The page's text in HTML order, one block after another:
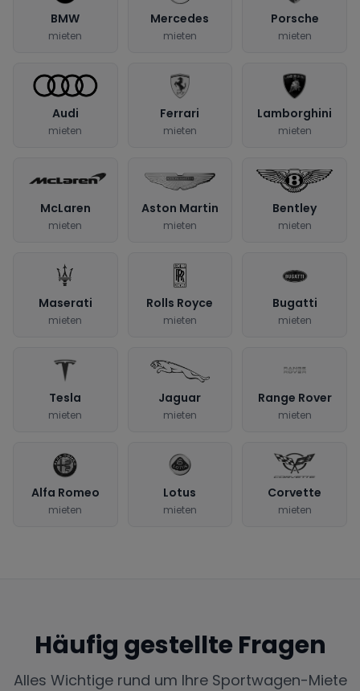
BMW
mieten
Mercedes
mieten
Porsche
mieten
Audi
mieten
Ferrari
mieten
Lamborghini
mieten
McLaren
mieten
Aston Martin
mieten
Bentley
mieten
Maserati
mieten
Rolls Royce
mieten
Bugatti
mieten
Tesla
mieten
Jaguar
mieten
Range Rover
mieten
Alfa Romeo
mieten
Lotus
mieten
Corvette
mieten
Häufig gestellte Fragen
Alles Wichtige rund um Ihre Sportwagen-Miete